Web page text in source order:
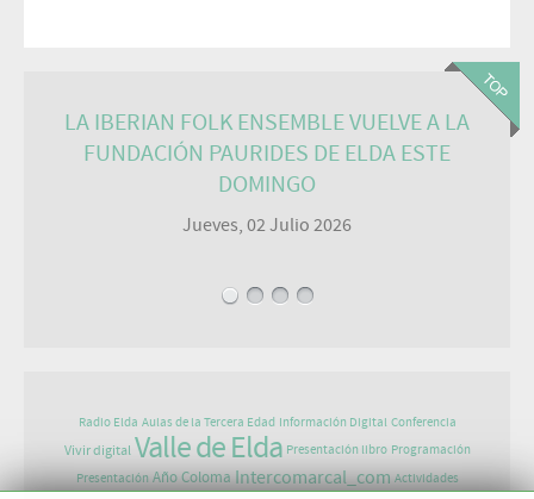
LA IBERIAN FOLK ENSEMBLE VUELVE A LA
FUNDACIÓN PAURIDES DE ELDA ESTE
DOMINGO
Jueves, 02 Julio 2026
Radio Elda Aulas de la Tercera Edad Información Digital Conferencia
Vivir digital Valle de Elda Presentación libro Programación
Presentación Año Coloma Intercomarcal_com Actividades